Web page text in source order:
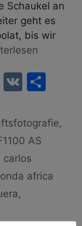
Schaukel an
geht es
bis wir
T
V
le,
AS
carlos
africa
,